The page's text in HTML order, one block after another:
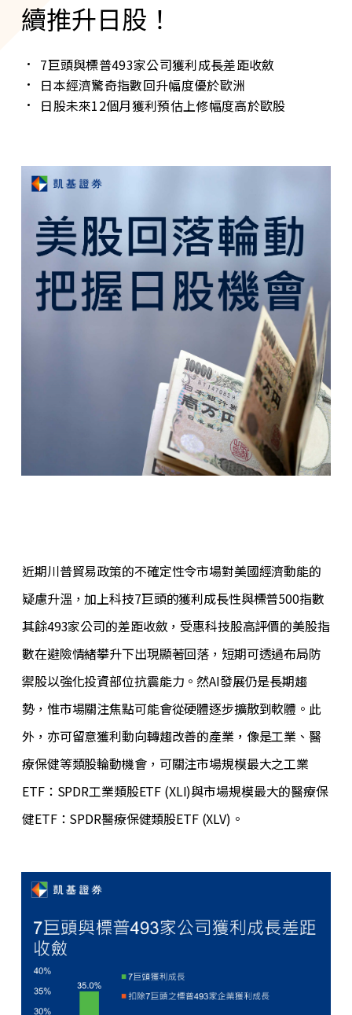
續推升日股！
7巨頭與標普493家公司獲利成長差距收斂
日本經濟驚奇指數回升幅度優於歐洲
日股未來12個月獲利預估上修幅度高於歐股
近期川普貿易政策的不確定性令市場對美國經濟動能的
疑慮升溫，加上科技7巨頭的獲利成長性與標普500指數
其餘493家公司的差距收斂，受惠科技股高評價的美股指
數在避險情緒攀升下出現顯著回落，短期可透過布局防
禦股以強化投資部位抗震能力。然AI發展仍是長期趨
勢，惟市場關注焦點可能會從硬體逐步擴散到軟體。此
外，亦可留意獲利動向轉趨改善的產業，像是工業、醫
療保健等類股輪動機會，可關注市場規模最大之工業
ETF：SPDR工業類股ETF (XLI)與市場規模最大的醫療保
健ETF：SPDR醫療保健類股ETF (XLV)。